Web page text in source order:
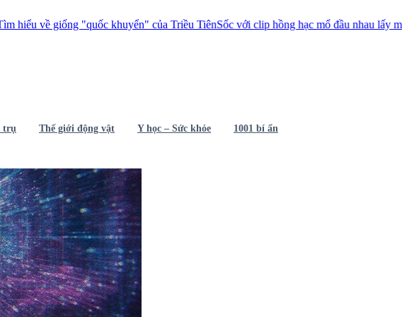
"quốc khuyển" của Triều TiênSốc với clip hồng hạc mổ đầu nhau lấy máu nuôi con,
trụ Thế giới động vật Y học – Sức khỏe 1001 bí ẩn